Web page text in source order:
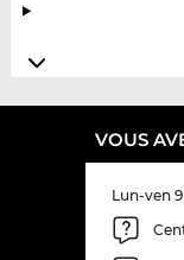
VOUS
Lun-ven